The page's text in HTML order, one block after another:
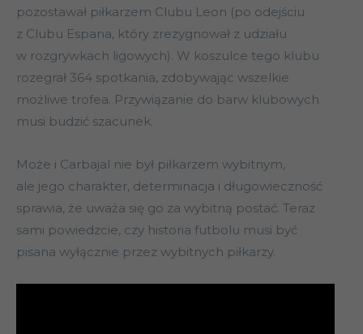
pozostawał piłkarzem Clubu Leon (po odejściu
z Clubu Espana, który zrezygnował z udziału
w rozgrywkach ligowych). W koszulce tego klubu
rozegrał 364 spotkania, zdobywając wszelkie
możliwe trofea. Przywiązanie do barw klubowych
musi budzić szacunek.
Może i Carbajal nie był piłkarzem wybitnym,
ale jego charakter, determinacja i długowieczność
sprawia, że uważa się go za wybitną postać. Teraz
sami powiedzcie, czy historia futbolu musi być
pisana wyłącznie przez wybitnych piłkarzy.